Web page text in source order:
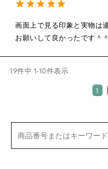
画面上で見る印象と実物は
お願いして良かったです＾＾
19件中 1-10件表示
1